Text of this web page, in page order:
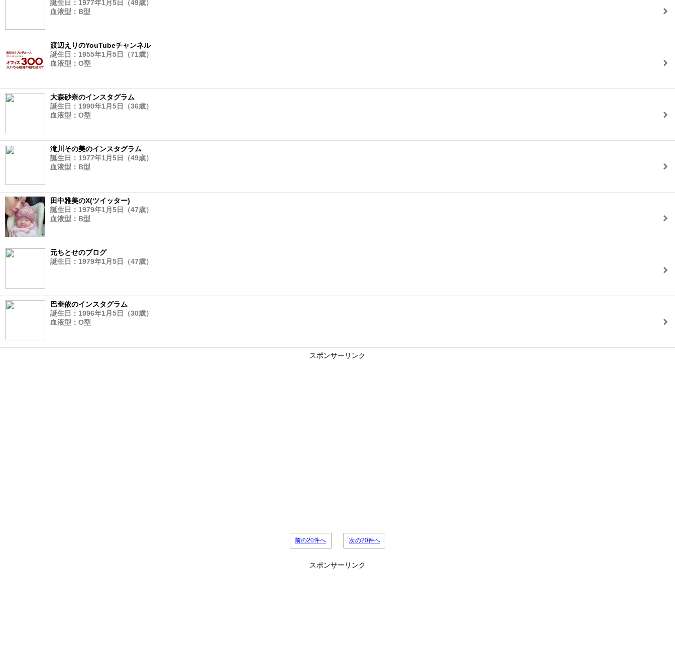
誕生日：1977年1月5日（49歳）
血液型：B型
渡辺えりのYouTubeチャンネル
誕生日：1955年1月5日（71歳）
血液型：O型
大森砂奈のインスタグラム
誕生日：1990年1月5日（36歳）
血液型：O型
滝川その美のインスタグラム
誕生日：1977年1月5日（49歳）
血液型：B型
田中雅美のX(ツイッター)
誕生日：1979年1月5日（47歳）
血液型：B型
元ちとせのブログ
誕生日：1979年1月5日（47歳）
巴奎依のインスタグラム
誕生日：1996年1月5日（30歳）
血液型：O型
スポンサーリンク
前の20件へ 次の20件へ
スポンサーリンク